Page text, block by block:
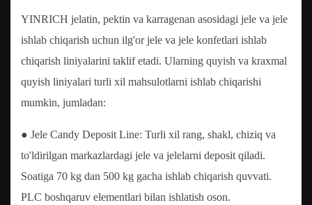
YINRICH jelatin, pektin va karragenan asosidagi jele va jele
ishlab chiqarish uchun ilg'or jele va jele konfetlari ishlab
chiqarish liniyalarini taklif etadi. Ularning quyish va kraxmal
quyish liniyalari turli xil mahsulotlarni ishlab chiqarishi
mumkin, jumladan:
● Jele Candy Deposit Line: Turli xil rang, shakl, chiziq va
to'ldirilgan markazlardagi jele va jelelarni deposit qiladi.
Soatiga 70 kg dan 500 kg gacha ishlab chiqarish quvvati.
PLC boshqaruv elementlari bilan ishlatish oson.